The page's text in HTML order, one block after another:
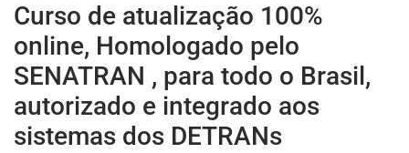
Curso de atualização 100%
online, Homologado pelo
SENATRAN , para todo o Brasil,
autorizado e integrado aos
sistemas dos DETRANs